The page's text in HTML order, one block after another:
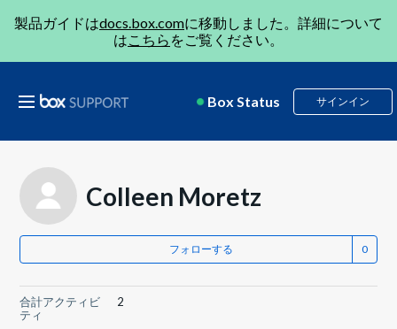
製品ガイドはdocs.box.comに移動しました。詳細について
はこちら をご覧ください。
Box Status サインイン
Colleen Moretz
フォローする
合計アクティビ
ティ
2